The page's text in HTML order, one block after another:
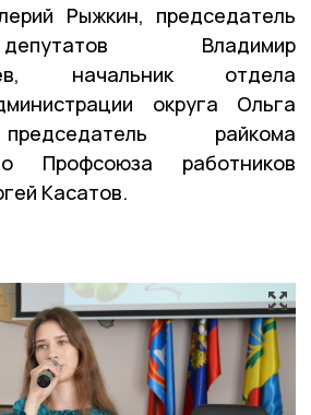
Рыжкин, председатель
Владимир
начальник отдела
округа Ольга
райкома
Профсоюза работников
Касатов.